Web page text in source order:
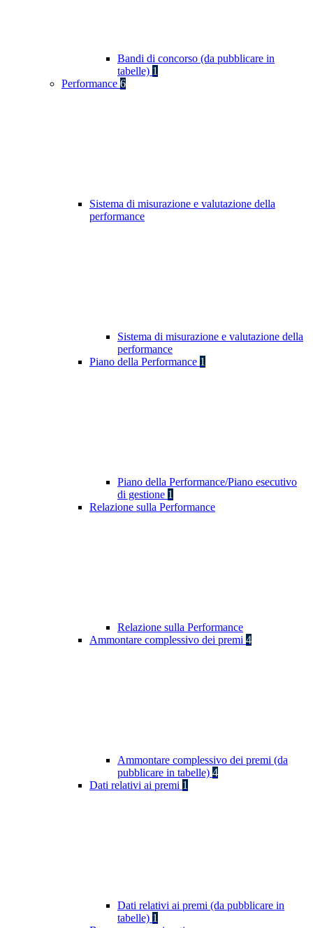
Bandi di concorso (da pubblicare in
tabelle) 1
Performance 6
Sistema di misurazione e valutazione della
performance
Sistema di misurazione e valutazione della
performance
Piano della Performance 1
Piano della Performance/Piano esecutivo
di gestione 1
Relazione sulla Performance
Relazione sulla Performance
Ammontare complessivo dei premi 4
Ammontare complessivo dei premi (da
pubblicare in tabelle) 4
Dati relativi ai premi 1
Dati relativi ai premi (da pubblicare in
tabelle) 1